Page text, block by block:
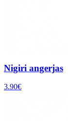
Nigiri angerjas
3.90€